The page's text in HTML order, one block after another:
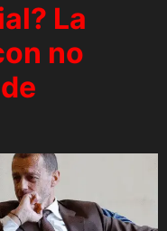
La
no